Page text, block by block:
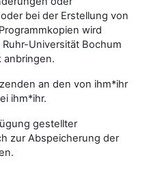
bei der Erstellung von
wird
Universität Bochum
anbringen.
an den von ihm*ihr
ihm*ihr.
gestellter
zur Abspeicherung der